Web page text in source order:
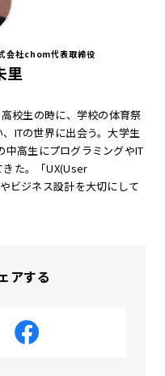
社chom代表取締役
里
校生の時に、学校の体育祭
ITの世界に出会う。大学生
高生にプログラミングやIT
た。「UX(User
ビジネス設計を大切にして
アする